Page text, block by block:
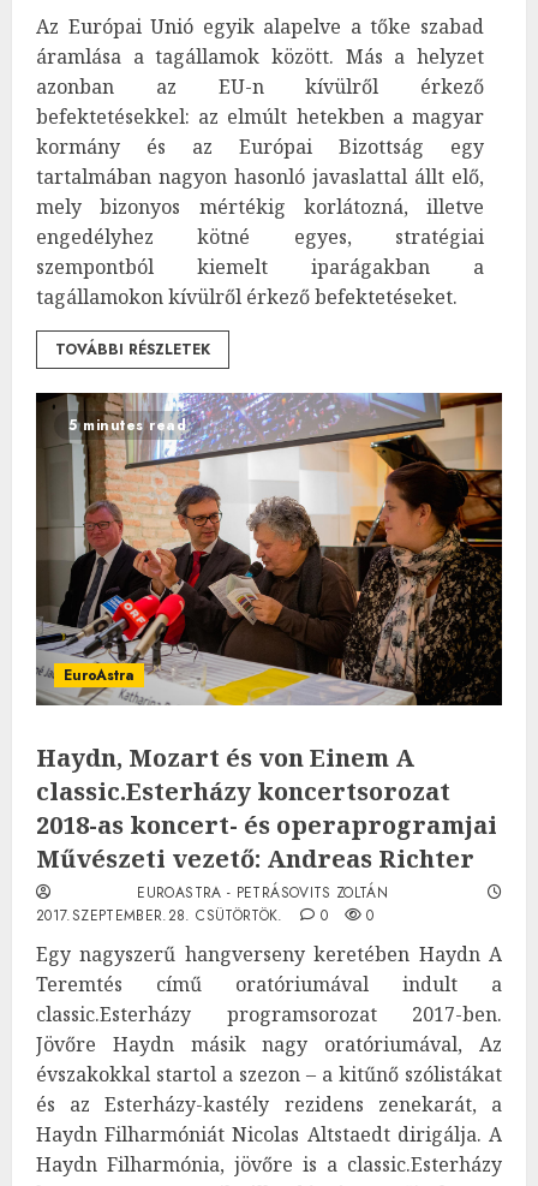
Az Európai Unió egyik alapelve a tőke szabad
áramlása a tagállamok között. Más a helyzet
azonban az EU-n kívülről érkező
befektetésekkel: az elmúlt hetekben a magyar
kormány és az Európai Bizottság egy
tartalmában nagyon hasonló javaslattal állt elő,
mely bizonyos mértékig korlátozná, illetve
engedélyhez kötné egyes, stratégiai
szempontból kiemelt iparágakban a
tagállamokon kívülről érkező befektetéseket.
TOVÁBBI RÉSZLETEK
5 minutes read
EuroAstra
Haydn, Mozart és von Einem A
classic.Esterházy koncertsorozat
2018-as koncert- és operaprogramjai
Művészeti vezető: Andreas Richter
EUROASTRA - PETRÁSOVITS ZOLTÁN
2017.SZEPTEMBER.28. CSÜTÖRTÖK.
0 0
Egy nagyszerű hangverseny keretében Haydn A
Teremtés című oratóriumával indult a
classic.Esterházy programsorozat 2017-ben.
Jövőre Haydn másik nagy oratóriumával, Az
évszakokkal startol a szezon – a kitűnő szólistákat
és az Esterházy-kastély rezidens zenekarát, a
Haydn Filharmóniát Nicolas Altstaedt dirigálja. A
Haydn Filharmónia, jövőre is a classic.Esterházy